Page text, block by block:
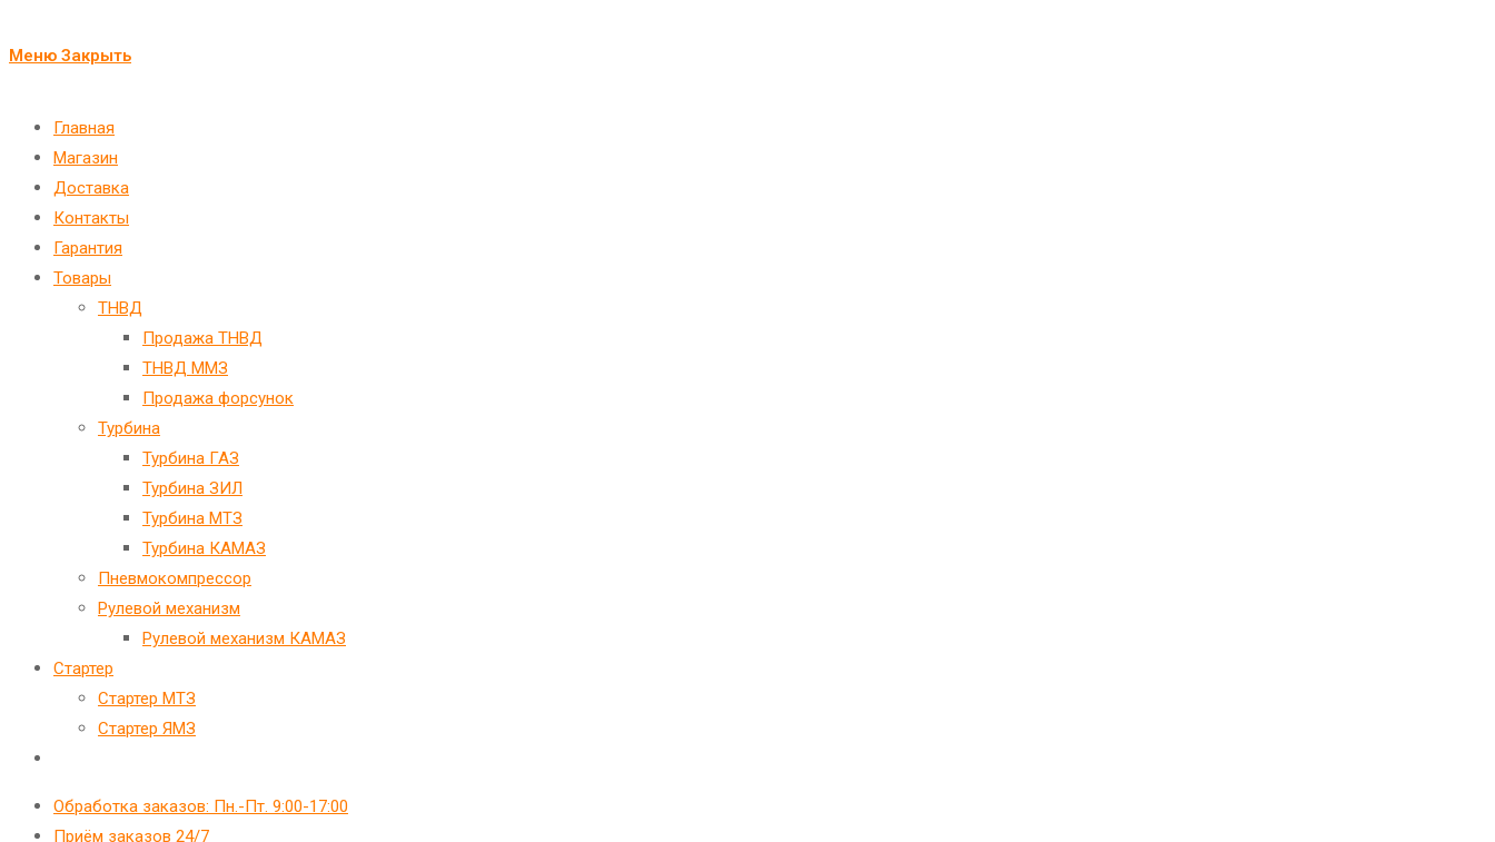
веб-
Меню Закрыть
Главная
Магазин
Доставка
Контакты
Гарантия
Товары
ТНВД
Продажа ТНВД
ТНВД ММЗ
Продажа форсунок
Турбина
Турбина ГАЗ
Турбина ЗИЛ
Турбина МТЗ
Турбина КАМАЗ
Пневмокомпрессор
Рулевой механизм
Рулевой механизм КАМАЗ
Стартер
Стартер МТЗ
Стартер ЯМЗ
по
Обработка заказов: Пн.-Пт. 9:00-17:00
Приём заказов 24/7